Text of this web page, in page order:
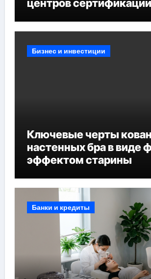
центров сертификации
Бизнес и инвестиции
Ключевые черты
настенных бра в виде
эффектом старины
Банки и кредиты